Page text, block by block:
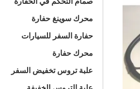
محرك سوينغ حفارة
حفارة السفر للسيارات
محرك حفارة
علبة تروس تخفيض السفر